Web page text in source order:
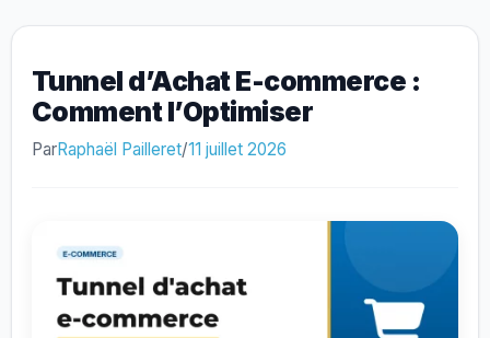
Tunnel d’Achat E-commerce :
Comment l’Optimiser
ParRaphaël Pailleret/11 juillet 2026